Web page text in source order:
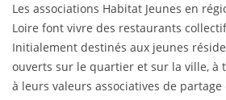
Les associations Habitat Jeunes en
Loire font vivre des restaurants
Initialement destinés aux jeunes
ouverts sur le quartier et sur la ville, à
à leurs valeurs associatives de